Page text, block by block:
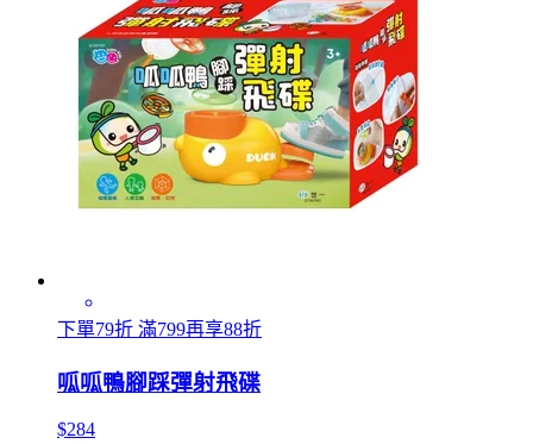
下單79折 滿799再享88折
呱呱鴨腳踩彈射飛碟
$284